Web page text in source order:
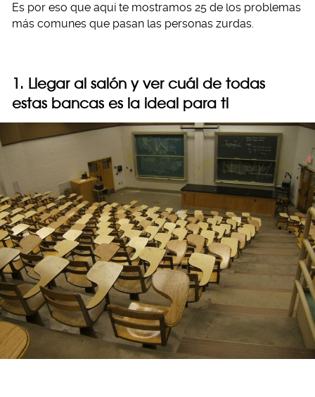
Es por eso que aquí te mostramos 25 de los problemas
más comunes que pasan las personas zurdas.
1. Llegar al salón y ver cuál de todas
estas bancas es la ideal para ti